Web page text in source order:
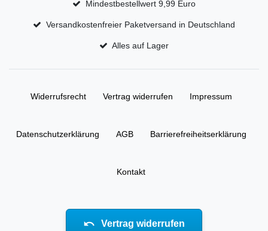
Mindestbestellwert 9,99 Euro
Versandkostenfreier Paketversand in Deutschland
Alles auf Lager
Widerrufs­recht Vertrag widerrufen Impressum
Daten­schutz­erklärung AGB Barrierefreiheitserklärung
Kontakt
Vertrag widerrufen